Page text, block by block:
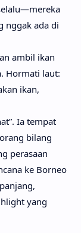
nggak ada di
ambil ikan
Hormati laut:
ikan,
Ia tempat
bilang
perasaan
ke Borneo
yang